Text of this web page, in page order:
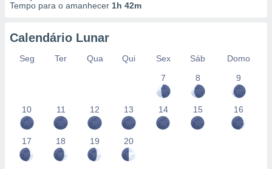
Tempo para o amanhecer 1h 42m
Calendário Lunar
Seg Ter Qua Qui Sex Sáb
Domo
7
8 9
10 11 12 13 14 15 16
17 18 19 20